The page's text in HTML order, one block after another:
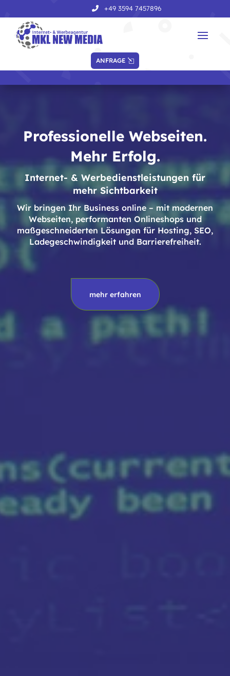
+49 3594 7457896
ANFRAGE
Professionelle Webseiten.
Mehr Erfolg.
Internet- & Werbedienstleistungen für
mehr Sichtbarkeit
Wir bringen Ihr Business online – mit modernen
Webseiten, performanten Onlineshops und
maßgeschneiderten Lösungen für Hosting, SEO,
Ladegeschwindigkeit und Barrierefreiheit.
mehr erfahren